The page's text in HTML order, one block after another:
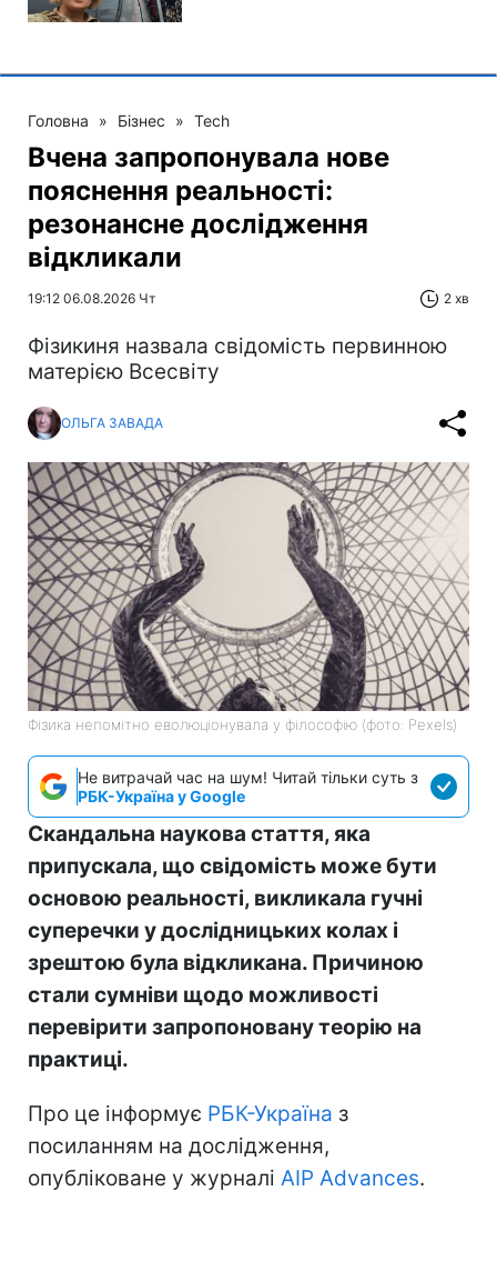
Головна » Бізнес » Tech
Вчена запропонувала нове
пояснення реальності:
резонансне дослідження
відкликали
19:12 06.08.2026 Чт 2 хв
Фізикиня назвала свідомість первинною
матерією Всесвіту
ОЛЬГА ЗАВАДА
Фізика непомітно еволюціонувала у філософію (фото: Pexels)
Не витрачай час на шум! Читай тільки суть з
РБК-Україна у Google
Скандальна наукова стаття, яка
припускала, що свідомість може бути
основою реальності, викликала гучні
суперечки у дослідницьких колах і
зрештою була відкликана. Причиною
стали сумніви щодо можливості
перевірити запропоновану теорію на
практиці.
Про це інформує РБК-Україна з
посиланням на дослідження,
опубліковане у журналі AIP Advances.